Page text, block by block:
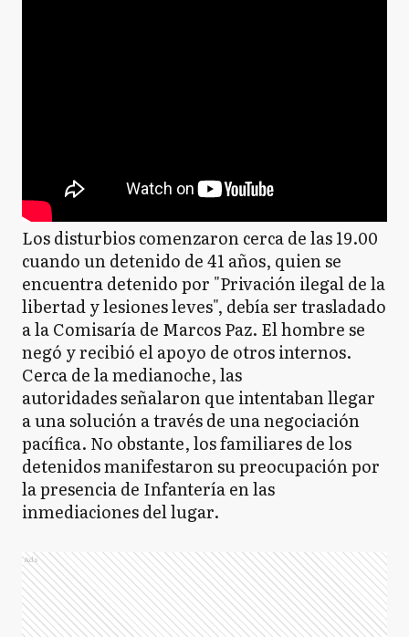
Los disturbios comenzaron cerca de las 19.00
cuando un detenido de 41 años, quien se
encuentra detenido por "Privación ilegal de la
libertad y lesiones leves", debía ser trasladado
a la Comisaría de Marcos Paz. El hombre se
negó y recibió el apoyo de otros internos.
Cerca de la medianoche, las
autoridades señalaron que intentaban llegar
a una solución a través de una negociación
pacífica. No obstante, los familiares de los
detenidos manifestaron su preocupación por
la presencia de Infantería en las
inmediaciones del lugar.
Ads